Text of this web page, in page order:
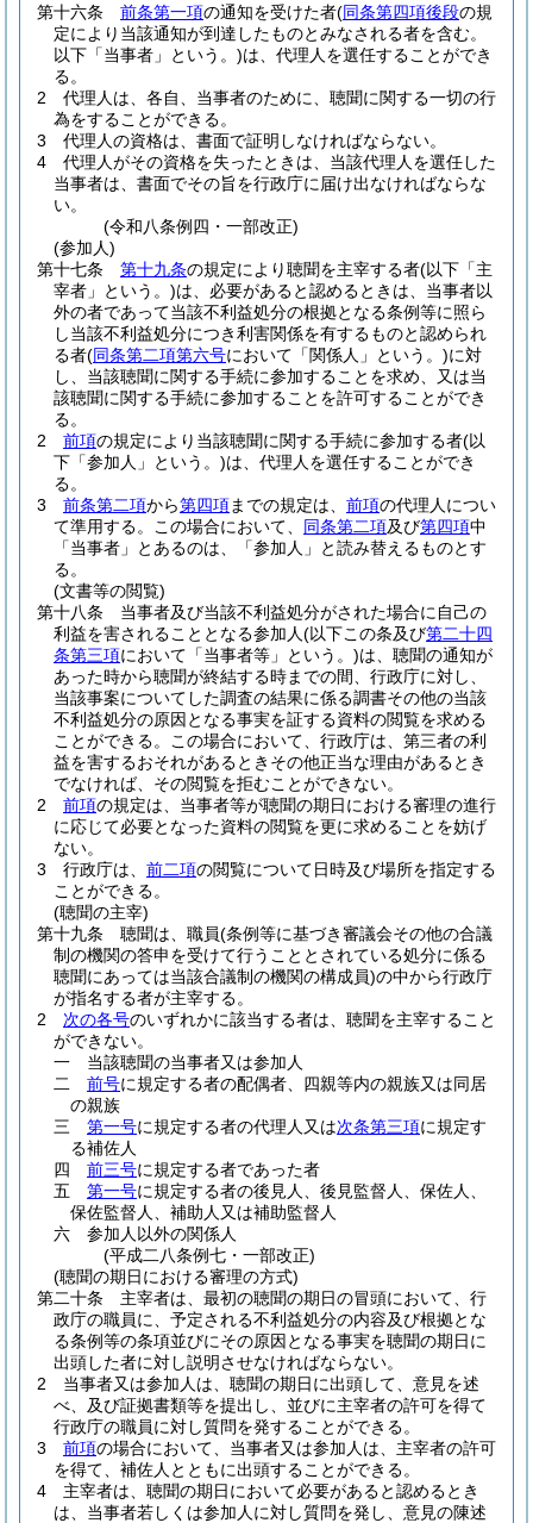
第十六条 前条第一項の通知を受けた者(同条第四項後段の規
定により当該通知が到達したものとみなされる者を含む。
以下「当事者」という。)は、代理人を選任することができ
る。
2
代理人は、各自、当事者のために、聴聞に関する一切の行
為をすることができる。
3
代理人の資格は、書面で証明しなければならない。
4
代理人がその資格を失ったときは、当該代理人を選任した
当事者は、書面でその旨を行政庁に届け出なければならな
い。
(令和八条例四・一部改正)
(参加人)
第十七条
第十九条の規定により聴聞を主宰する者(以下「主
宰者」という。)は、必要があると認めるときは、当事者以
外の者であって当該不利益処分の根拠となる条例等に照ら
し当該不利益処分につき利害関係を有するものと認められ
る者(同条第二項第六号において「関係人」という。)に対
し、当該聴聞に関する手続に参加することを求め、又は当
該聴聞に関する手続に参加することを許可することができ
る。
2
前項の規定により当該聴聞に関する手続に参加する者(以
下「参加人」という。)は、代理人を選任することができ
る。
3
前条第二項から第四項までの規定は、 前項の代理人につい
て準用する。
この場合において、 同条第二項及び第四項中
「当事者」とあるのは、「参加人」と読み替えるものとす
る。
(文書等の閲覧)
第十八条
当事者及び当該不利益処分がされた場合に自己の
利益を害されることとなる参加人(以下この条及び第二十四
条第三項において「当事者等」という。)は、聴聞の通知が
あった時から聴聞が終結する時までの間、行政庁に対し、
当該事案についてした調査の結果に係る調書その他の当該
不利益処分の原因となる事実を証する資料の閲覧を求める
ことができる。
この場合において、行政庁は、第三者の利
益を害するおそれがあるときその他正当な理由があるとき
でなければ、その閲覧を拒むことができない。
2
前項の規定は、当事者等が聴聞の期日における審理の進行
に応じて必要となった資料の閲覧を更に求めることを妨げ
ない。
3
行政庁は、 前二項の閲覧について日時及び場所を指定する
ことができる。
(聴聞の主宰)
第十九条
聴聞は、職員(条例等に基づき審議会その他の合議
制の機関の答申を受けて行うこととされている処分に係る
聴聞にあっては当該合議制の機関の構成員)の中から行政庁
が指名する者が主宰する。
2
次の各号のいずれかに該当する者は、聴聞を主宰すること
ができない。
一
当該聴聞の当事者又は参加人
二
前号に規定する者の配偶者、四親等内の親族又は同居
の親族
三
第一号に規定する者の代理人又は次条第三項に規定す
る補佐人
四
前三号に規定する者であった者
五
第一号に規定する者の後見人、後見監督人、保佐人、
保佐監督人、補助人又は補助監督人
六
参加人以外の関係人
(平成二八条例七・一部改正)
(聴聞の期日における審理の方式)
第二十条
主宰者は、最初の聴聞の期日の冒頭において、行
政庁の職員に、予定される不利益処分の内容及び根拠とな
る条例等の条項並びにその原因となる事実を聴聞の期日に
出頭した者に対し説明させなければならない。
2
当事者又は参加人は、聴聞の期日に出頭して、意見を述
べ、及び証拠書類等を提出し、並びに主宰者の許可を得て
行政庁の職員に対し質問を発することができる。
3
前項の場合において、当事者又は参加人は、主宰者の許可
を得て、補佐人とともに出頭することができる。
4
主宰者は、聴聞の期日において必要があると認めるとき
は、当事者若しくは参加人に対し質問を発し、意見の陳述